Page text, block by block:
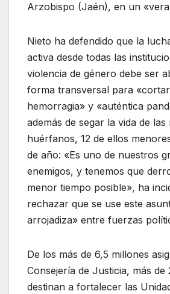
Arzobispo (Jaén), en un
Nieto ha defendido que la
activa desde todas las
violencia de género debe ser
forma transversal para
hemorragia» y «auténtica
además de segar la vida de las
huérfanos, 12 de ellos
de año: «Es uno de nuestros
enemigos, y tenemos que
menor tiempo posible», ha
rechazar que se use este
arrojadiza» entre fuerzas
De los más de 6,5 millones
Consejería de Justicia, más de
destinan a fortalecer las